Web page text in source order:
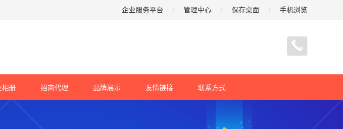
企业服务平台 管理中心 保存桌面 手机浏览
相册 招商代理 品牌展示 友情链接 联系方式